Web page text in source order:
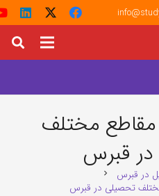
مختلف
قبرس
در قبرس chevron_right
تحصیلی در قبرس